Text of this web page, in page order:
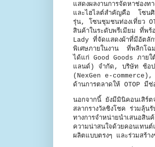
แสดงผลงานการจัดหาช่อง
และไฮไลต์สำคัญคือ โซนศิ
รุ่น, โซนชุมชนท่องเที่ยว
สินค้าในระดับพรีเมียม ที่พ
Lady ที่จัดแสดงผ้าที่มีอัตลั
พิเศษภายในงาน ที่พลิกโฉ
ได้แก่ Good Goods ภาย
แลนด์) จำกัด, บริษัท ช้อป
(NexGen e-
ด้านการตลาดให้ OTOP
นอกจากนี้ ยังมีมินิคอนเสิร์ต
สลากรางวัลชิงโชค ร่วมลุ้
ทางการจำหน่ายนำเสนอ
ความน่าสนใจด้วยคอนเทน
ผลิตแบบตรงๆ และร่